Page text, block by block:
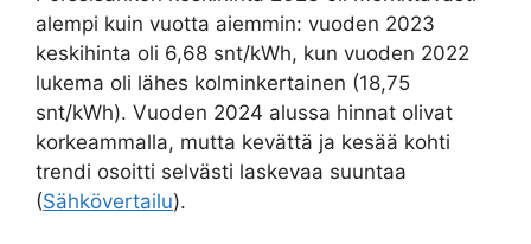
alempi kuin vuotta aiemmin: vuoden 2023
keskihinta oli 6,68 snt/kWh, kun vuoden 2022
lukema oli lähes kolminkertainen (18,75
snt/kWh). Vuoden 2024 alussa hinnat olivat
korkeammalla, mutta kevättä ja kesää kohti
trendi osoitti selvästi laskevaa suuntaa
(Sähkövertailu).